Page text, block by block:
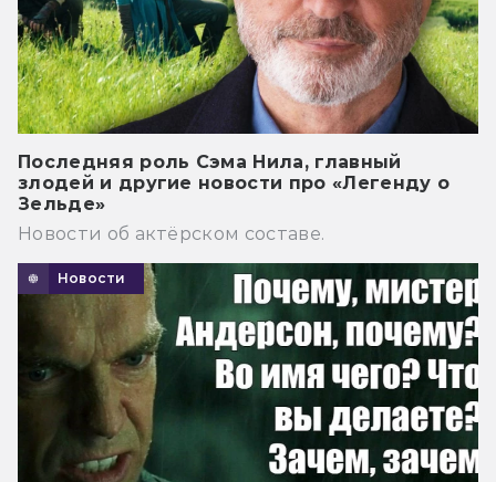
Последняя роль Сэма Нила, главный
злодей и другие новости про «Легенду о
Зельде»
Новости об актёрском составе.
Новости